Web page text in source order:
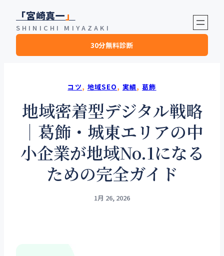
「宮崎真一 」
SHINICHI MIYAZAKI
30分無料診断
コツ, 地域SEO, 実績, 葛飾
地域密着型デジタル戦略
｜葛飾・城東エリアの中
小企業が地域No.1になる
ための完全ガイド
1月 26, 2026